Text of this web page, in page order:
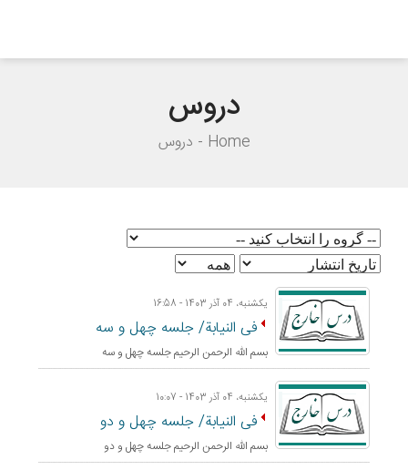
دروس
Home دروس
یکشنبه، 04 آذر 1403 - 16:58
فی النیابة/ جلسه چهل و سه
بسم الله الرحمن الرحيم جلسه چهل و سه
یکشنبه، 04 آذر 1403 - 10:07
فی النیابة/ جلسه چهل و دو
بسم الله الرحمن الرحيم جلسه چهل و دو